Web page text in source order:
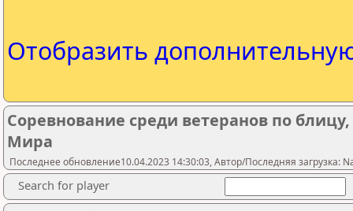
Отобразить
Соревнование среди ветеранов по
Мира
Последнее обновление10.04.2023 14:30:03, Автор/Последняя загрузка:
Search for player